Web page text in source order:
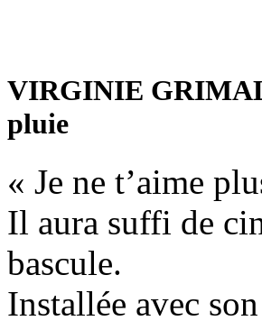
VIRGINIE
pluie
« Je ne t’aime
Il aura suffi de
bascule.
Installée avec